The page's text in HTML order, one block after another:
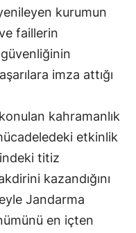
Konya
Kütahya
Malatya
Kahramanmaraş
Mardin
Muş
kurumun
faillerin
imza attığı
kahramanlık
etkinlik
titiz
kazandığını
Jandarma
en içten